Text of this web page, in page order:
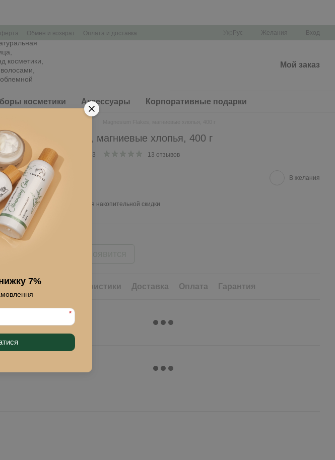
7%
*
Обмен и возврат
Оплата и доставка
Рус Желания Вход
Мой заказ
косметики Аксессуары Корпоративные подарки
Magnesium Flakes, магниевые хлопья, 400 г
Нет в наличии Артикул: L023 13 отзывов
240 грн В желания
% Войти для отображения накопительной скидки
Описание Характеристики Доставка Оплата Гарантия